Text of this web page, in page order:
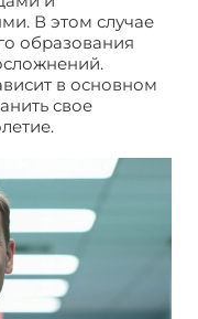
В этом случае
образования
в основном
свое